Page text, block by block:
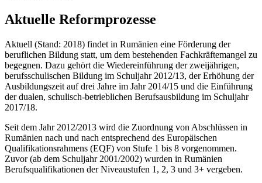
Aktuelle Reformprozesse
Aktuell (Stand: 2018) findet in Rumänien eine Förderung der
beruflichen Bildung statt, um dem bestehenden Fachkräftemangel zu
begegnen. Dazu gehört die Wiedereinführung der zweijährigen,
berufsschulischen Bildung im Schuljahr 2012/13, der Erhöhung der
Ausbildungszeit auf drei Jahre im Jahr 2014/15 und die Einführung
der dualen, schulisch-betrieblichen Berufsausbildung im Schuljahr
2017/18.
Seit dem Jahr 2012/2013 wird die Zuordnung von Abschlüssen in
Rumänien nach und nach entsprechend des Europäischen
Qualifikationsrahmens (EQF) von Stufe 1 bis 8 vorgenommen.
Zuvor (ab dem Schuljahr 2001/2002) wurden in Rumänien
Berufsqualifikationen der Niveaustufen 1, 2, 3 und 3+ vergeben.